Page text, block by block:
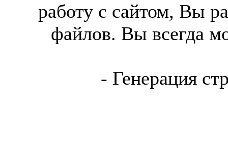
работу с сайтом, Вы
файлов. Вы всегда
- Генерация